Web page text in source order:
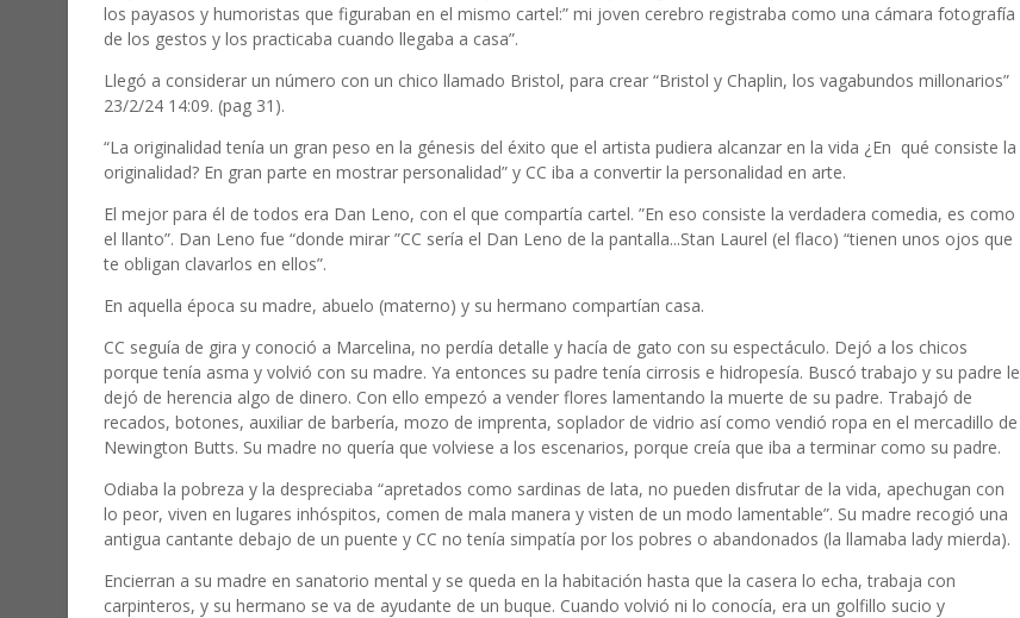
los payasos y humoristas que figuraban en el mismo cartel:” mi joven cerebro registraba como una cámara fotografía
de los gestos y los practicaba cuando llegaba a casa”.
Llegó a considerar un número con un chico llamado Bristol, para crear “Bristol y Chaplin, los vagabundos millonarios”
23/2/24 14:09. (pag 31).
“La originalidad tenía un gran peso en la génesis del éxito que el artista pudiera alcanzar en la vida ¿En qué consiste la
originalidad? En gran parte en mostrar personalidad” y CC iba a convertir la personalidad en arte.
El mejor para él de todos era Dan Leno, con el que compartía cartel. ”En eso consiste la verdadera comedia, es como
el llanto”. Dan Leno fue “donde mirar ”CC sería el Dan Leno de la pantalla...Stan Laurel (el flaco) “tienen unos ojos que
te obligan clavarlos en ellos”.
En aquella época su madre, abuelo (materno) y su hermano compartían casa.
CC seguía de gira y conoció a Marcelina, no perdía detalle y hacía de gato con su espectáculo. Dejó a los chicos
porque tenía asma y volvió con su madre. Ya entonces su padre tenía cirrosis e hidropesía. Buscó trabajo y su padre le
dejó de herencia algo de dinero. Con ello empezó a vender flores lamentando la muerte de su padre. Trabajó de
recados, botones, auxiliar de barbería, mozo de imprenta, soplador de vidrio así como vendió ropa en el mercadillo de
Newington Butts. Su madre no quería que volviese a los escenarios, porque creía que iba a terminar como su padre.
Odiaba la pobreza y la despreciaba “apretados como sardinas de lata, no pueden disfrutar de la vida, apechugan con
lo peor, viven en lugares inhóspitos, comen de mala manera y visten de un modo lamentable”. Su madre recogió una
antigua cantante debajo de un puente y CC no tenía simpatía por los pobres o abandonados (la llamaba lady mierda).
Encierran a su madre en sanatorio mental y se queda en la habitación hasta que la casera lo echa, trabaja con
carpinteros, y su hermano se va de ayudante de un buque. Cuando volvió ni lo conocía, era un golfillo sucio y